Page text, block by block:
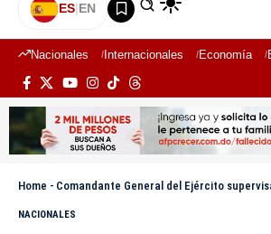
ES|EN
Nacionales Internacionales Economía
Home - Comandante General del Ejército
NACIONALES